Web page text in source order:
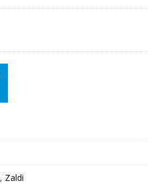
, Zaldi